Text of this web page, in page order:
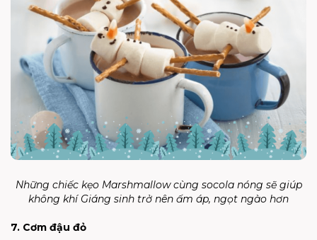
Những chiếc kẹo Marshmallow cùng socola nóng sẽ giúp
không khí Giáng sinh trở nên ấm áp, ngọt ngào hơn
7. Cơm đậu đỏ